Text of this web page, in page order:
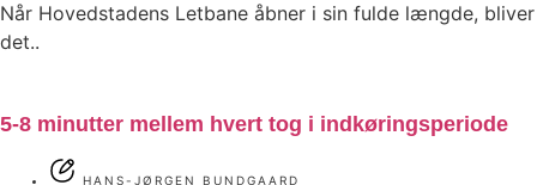
Når Hovedstadens Letbane åbner i sin fulde længde, bliver
det..
5-8 minutter mellem hvert tog i indkøringsperiode
HANS-JØRGEN BUNDGAARD